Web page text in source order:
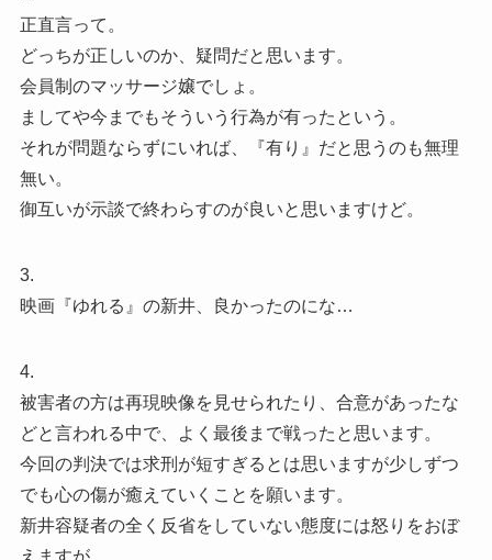
正直言って。
どっちが正しいのか、疑問だと思います。
会員制のマッサージ嬢でしょ。
ましてや今までもそういう行為が有ったという。
それが問題ならずにいれば、『有り』だと思うのも無理
無い。
御互いが示談で終わらすのが良いと思いますけど。
3.
映画『ゆれる』の新井、良かったのにな…
4.
被害者の方は再現映像を見せられたり、合意があったな
どと言われる中で、よく最後まで戦ったと思います。
今回の判決では求刑が短すぎるとは思いますが少しずつ
でも心の傷が癒えていくことを願います。
新井容疑者の全く反省をしていない態度には怒りをおぼ